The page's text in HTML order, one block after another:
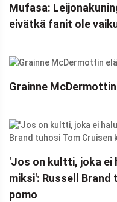
Mufasa:
eivätkä fanit ole
Grainne
'Jos on kultti, joka ei
miksi': Russell Brand
pomo